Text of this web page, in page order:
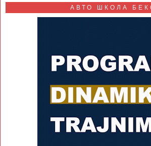
АВТО ШКОЛА